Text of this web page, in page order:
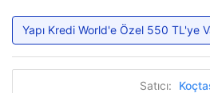
Yapı Kredi World'e Özel 550 TL'ye
Satıcı: